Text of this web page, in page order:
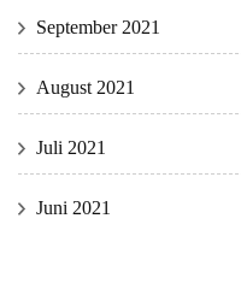
September 2021
August 2021
Juli 2021
Juni 2021